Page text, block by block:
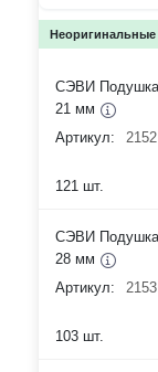
Неоригинальные
СЭВИ Подушка
21 мм
Артикул:
2152
121 шт.
СЭВИ Подушка
28 мм
Артикул:
2153
103 шт.